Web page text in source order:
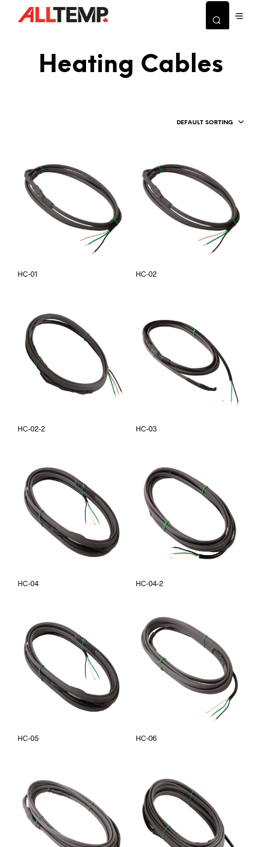
Heating Cables
DEFAULT SORTING
HC-01 HC-02
HC-02-2 HC-03
HC-04 HC-04-2
HC-05 HC-06